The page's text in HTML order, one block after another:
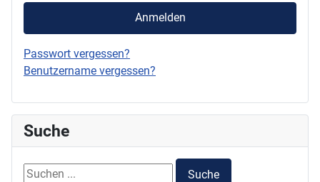
Anmelden
Passwort vergessen?
Benutzername vergessen?
Suche
Suchen ...
Suche